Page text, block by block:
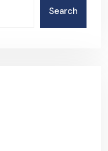
Search